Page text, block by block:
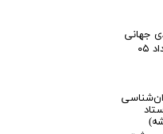
جهانی